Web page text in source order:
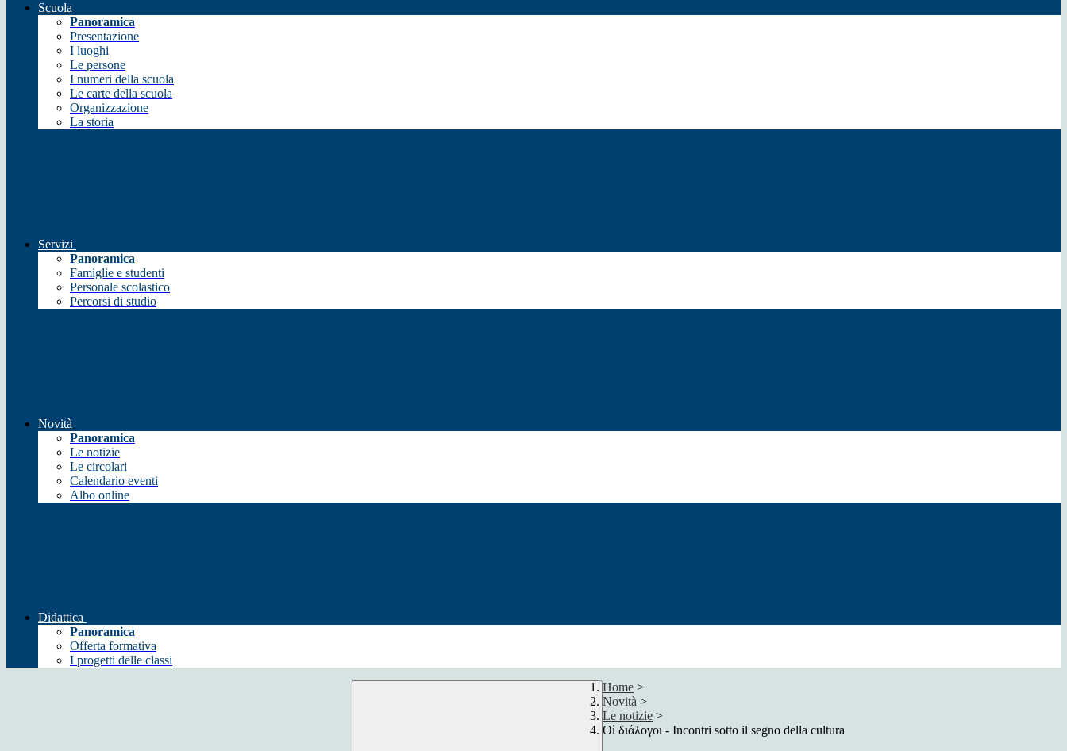
Scuola
Panoramica
Presentazione
I luoghi
Le persone
I numeri della scuola
Le carte della scuola
Organizzazione
La storia
Servizi
Panoramica
Famiglie e studenti
Personale scolastico
Percorsi di studio
Novità
Panoramica
Le notizie
Le circolari
Calendario eventi
Albo online
Didattica
Panoramica
Offerta formativa
I progetti delle classi
Home >
Novità >
Le notizie >
Οἱ διάλογοι - Incontri sotto il segno della cultura